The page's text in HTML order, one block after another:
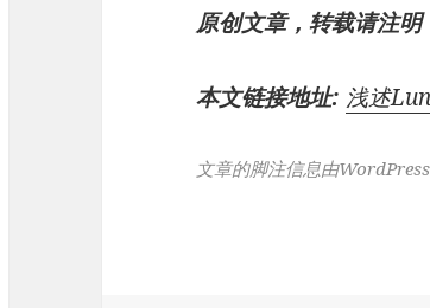
原创文章，转载请注明
本文链接地址: 浅述
文章的脚注信息由